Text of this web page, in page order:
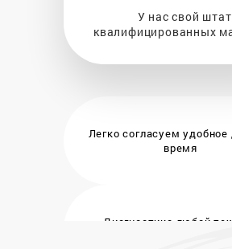
У нас свой штат
квалифицированных
Легко согласуем удобное
время
Диагностика любой